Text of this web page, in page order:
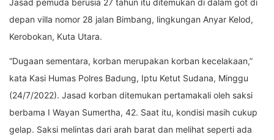
Jasad pemuda berusia 27 tahun itu ditemukan di dalam got di
depan villa nomor 28 jalan Bimbang, lingkungan Anyar Kelod,
Kerobokan, Kuta Utara.
“Dugaan sementara, korban merupakan korban kecelakaan,”
kata Kasi Humas Polres Badung, Iptu Ketut Sudana, Minggu
(24/7/2022). Jasad korban ditemukan pertamakali oleh saksi
berbama I Wayan Sumertha, 42. Saat itu, kondisi masih cukup
gelap. Saksi melintas dari arah barat dan melihat seperti ada